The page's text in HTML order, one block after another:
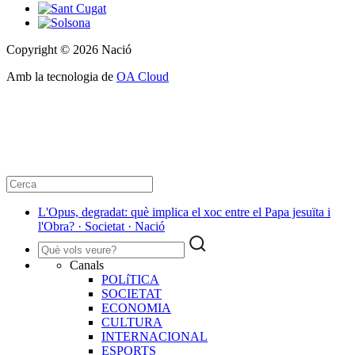
Copyright © 2026 Nació
Amb la tecnologia de OA Cloud
L'Opus, degradat: què implica el xoc entre el Papa jesuïta i
l'Obra? · Societat · Nació
Canals
POLíTICA
SOCIETAT
ECONOMIA
CULTURA
INTERNACIONAL
ESPORTS